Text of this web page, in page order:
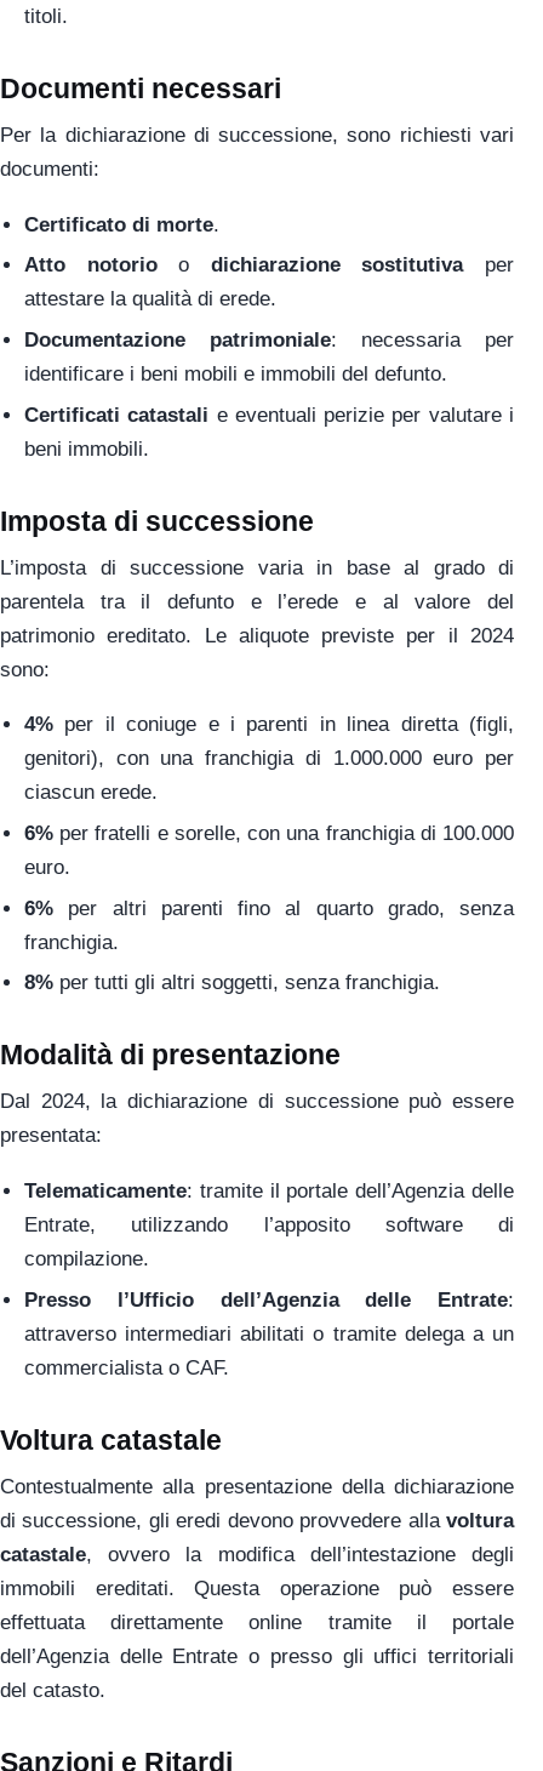
titoli.
Documenti necessari
Per la dichiarazione di successione, sono richiesti vari
documenti:
Certificato di morte.
Atto notorioo dichiarazione sostitutivaper
attestare la qualità di erede.
Documentazione patrimoniale: necessaria per
identificare i beni mobili e immobili del defunto.
Certificati catastali e eventuali perizie per valutare i
beni immobili.
Imposta di successione
L’imposta di successione varia in base al grado di
parentela tra il defunto e l’erede e al valore del
patrimonio ereditato. Le aliquote previste per il 2024
sono:
4% per il coniuge e i parenti in linea diretta (figli,
genitori), con una franchigia di 1.000.000 euro per
ciascun erede.
6% per fratelli e sorelle, con una franchigia di 100.000
euro.
6% per altri parenti fino al quarto grado, senza
franchigia.
8% per tutti gli altri soggetti, senza franchigia.
Modalità di presentazione
Dal 2024, la dichiarazione di successione può essere
presentata:
Telematicamente: tramite il portale dell’Agenzia delle
Entrate, utilizzando l’apposito software di
compilazione.
Presso l’Ufficio dell’Agenzia delle Entrate:
attraverso intermediari abilitati o tramite delega a un
commercialista o CAF.
Voltura catastale
Contestualmente alla presentazione della dichiarazione
di successione, gli eredi devono provvedere alla voltura
catastale, ovvero la modifica dell’intestazione degli
immobili ereditati. Questa operazione può essere
effettuata direttamente online tramite il portale
dell’Agenzia delle Entrate o presso gli uffici territoriali
del catasto.
Sanzioni e Ritardi